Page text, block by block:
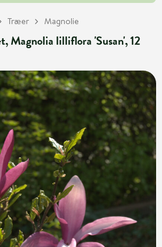
Træer Magnolie
Magnolia lilliflora 'Susan', 12